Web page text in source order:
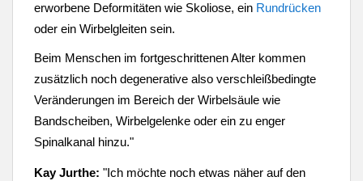
erworbene Deformitäten wie Skoliose, ein Rundrücken
oder ein Wirbelgleiten sein.
Beim Menschen im fortgeschrittenen Alter kommen
zusätzlich noch degenerative also verschleißbedingte
Veränderungen im Bereich der Wirbelsäule wie
Bandscheiben, Wirbelgelenke oder ein zu enger
Spinalkanal hinzu."
Kay Jurthe: "Ich möchte noch etwas näher auf den